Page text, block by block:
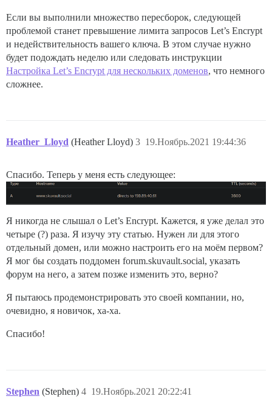
Если вы выполнили множество пересборок, следующей
проблемой станет превышение лимита запросов Let’s Encrypt
и недействительность вашего ключа. В этом случае нужно
будет подождать неделю или следовать инструкции
Настройка Let’s Encrypt для нескольких доменов, что немного
сложнее.
Heather_Lloyd (Heather Lloyd) 19.Ноябрь.2021 19:44:36
3
Спасибо. Теперь у меня есть следующее:
Я никогда не слышал о Let’s Encrypt. Кажется, я уже делал это
четыре (?) раза. Я изучу эту статью. Нужен ли для этого
отдельный домен, или можно настроить его на моём первом?
Я мог бы создать поддомен forum.skuvault.social, указать
форум на него, а затем позже изменить это, верно?
Я пытаюсь продемонстрировать это своей компании, но,
очевидно, я новичок, ха-ха.
Спасибо!
Stephen (Stephen) 19.Ноябрь.2021 20:22:41
4